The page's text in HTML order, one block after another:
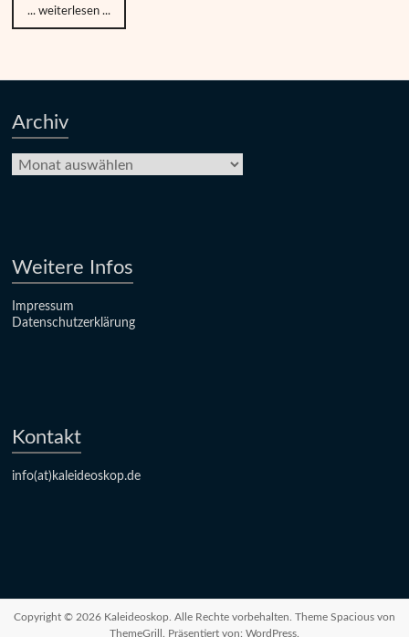
... weiterlesen ...
Archiv
Archiv
Weitere Infos
Impressum
Datenschutzerklärung
Kontakt
info(at)kaleideoskop.de
Copyright © 2026 Kaleideoskop. Alle Rechte vorbehalten. Theme Spaciousvon
ThemeGrill. Präsentiert von: WordPress.